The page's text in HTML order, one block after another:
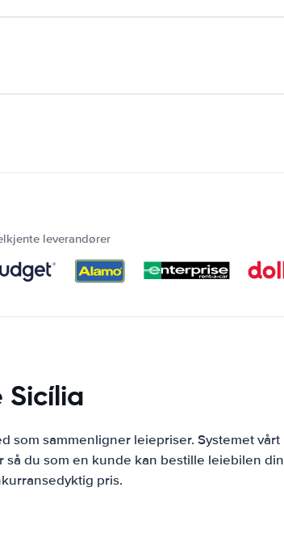
leverandører
Sicília
som sammenligner leiepriser. Systemet vårt
du som en kunde kan bestille leiebilen din
pris.